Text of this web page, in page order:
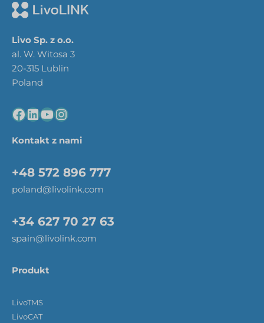
Livo Sp. z o.o.
al. W. Witosa 3
20-315 Lublin
Poland
Kontakt z nami
+48 572 896 777
poland@livolink.com
+34 627 70 27 63
spain@livolink.com
Produkt
LivoTMS
LivoCAT